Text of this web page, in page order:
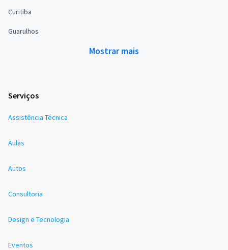
Curitiba
Guarulhos
Mostrar mais
Serviços
Assistência Técnica
Aulas
Autos
Consultoria
Design e Tecnologia
Eventos